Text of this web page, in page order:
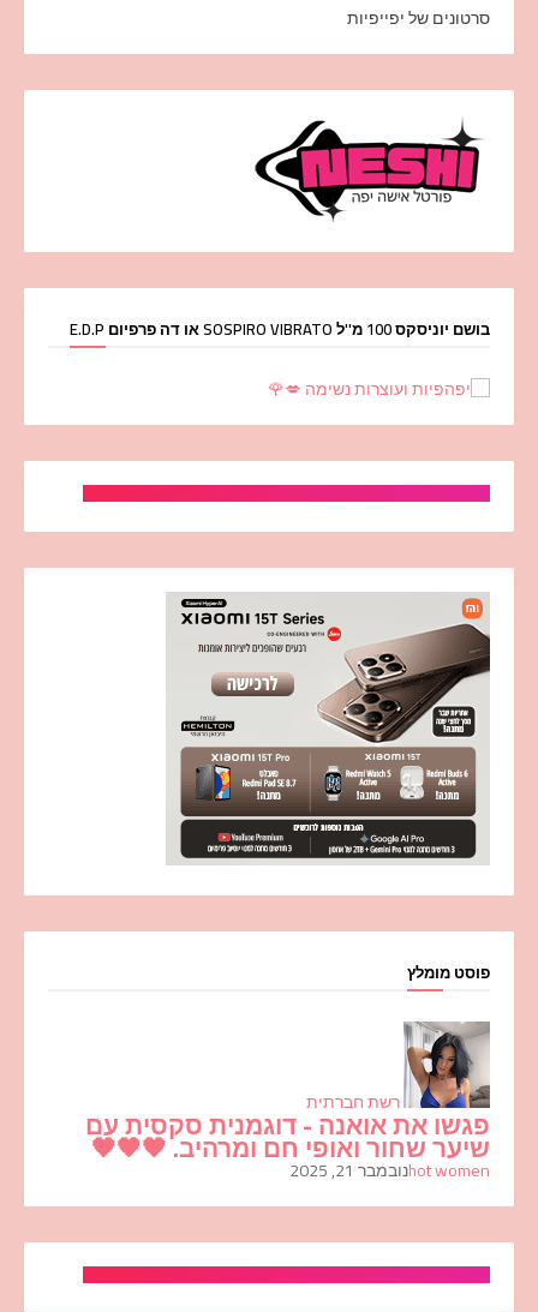
סרטונים של יפייפיות
בושם יוניסקס 100 מ''ל SOSPIRO VIBRATO או דה פרפיום E.D.P
פוסט מומלץ
רשת חברתית
פגשו את אואנה - דוגמנית סקסית עם
שיער שחור ואופי חם ומרהיב. 🖤🖤🖤
hot womenנובמבר 21, 2025